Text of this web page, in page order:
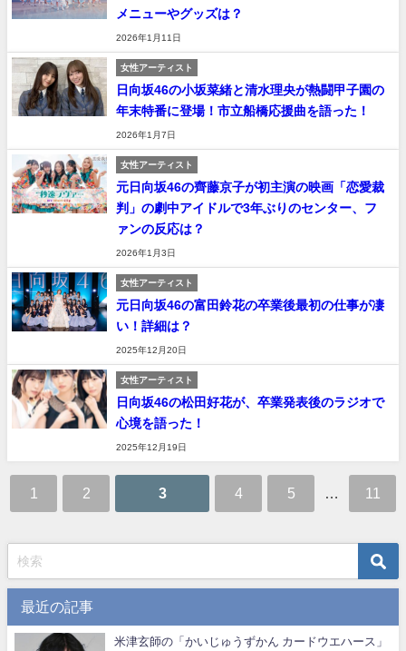
メニューやグッズは？
2026年1月11日
女性アーティスト
日向坂46の小坂菜緒と清水理央が熱闘甲子園の
年末特番に登場！市立船橋応援曲を語った！
2026年1月7日
女性アーティスト
元日向坂46の齊藤京子が初主演の映画「恋愛裁
判」の劇中アイドルで3年ぶりのセンター、フ
ァンの反応は？
2026年1月3日
女性アーティスト
元日向坂46の富田鈴花の卒業後最初の仕事が凄
い！詳細は？
2025年12月20日
女性アーティスト
日向坂46の松田好花が、卒業発表後のラジオで
心境を語った！
2025年12月19日
1 2 3 4 5 11
最近の記事
米津玄師の「かいじゅうずかん カードウエハース」